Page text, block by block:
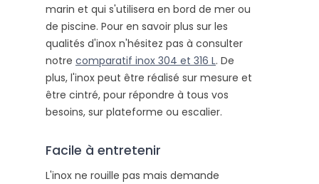
marin et qui s'utilisera en bord de mer ou
de piscine. Pour en savoir plus sur les
qualités d'inox n'hésitez pas à consulter
notre comparatif inox 304 et 316 L. De
plus, l'inox peut être réalisé sur mesure et
être cintré, pour répondre à tous vos
besoins, sur plateforme ou escalier.
Facile à entretenir
L'inox ne rouille pas mais demande